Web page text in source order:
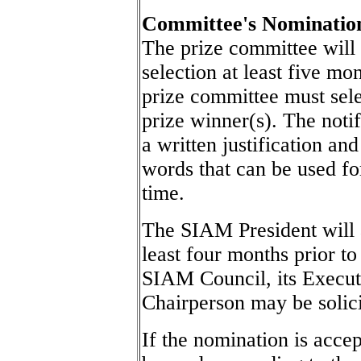
Committee's
The prize committee
selection at least five
prize committee must
prize winner(s). The
a written justification
words that can be used
time.
The SIAM President will
least four months prior
SIAM Council, its
Chairperson may be
If the nomination is